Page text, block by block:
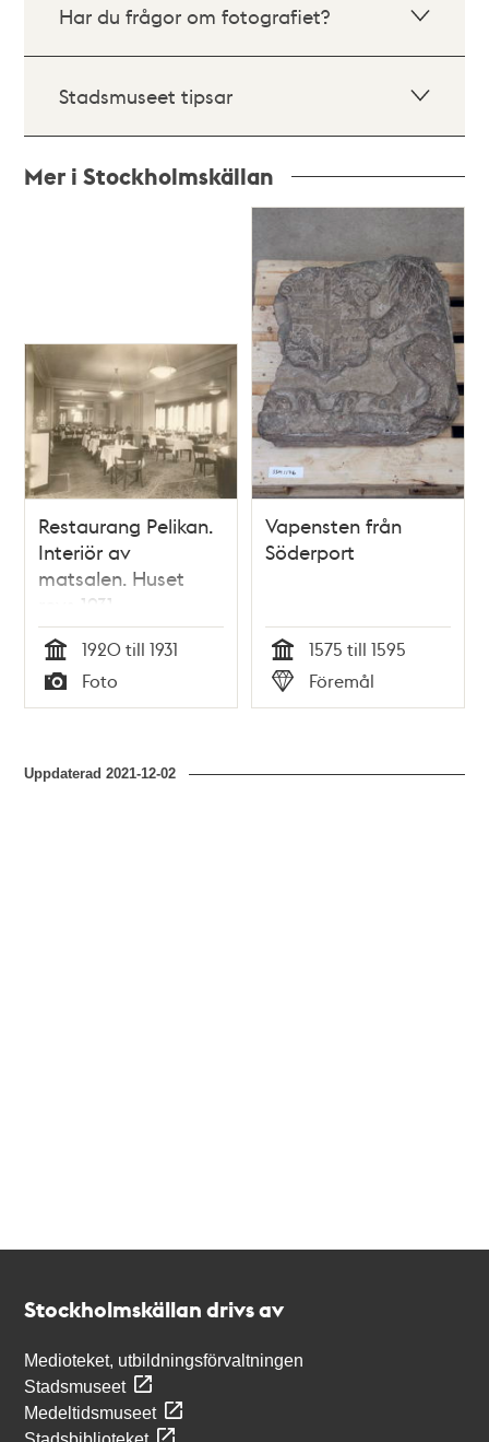
Har du frågor om fotografiet?
Stadsmuseet tipsar
Mer i Stockholmskällan
Restaurang Pelikan.
Interiör av
matsalen. Huset
revs 1931.
Tid
1920 till 1931
Typ
Foto
Vapensten från
Söderport
Tid
1575 till 1595
Typ
Föremål
Uppdaterad2021-12-02
Stockholmskällan drivs av
Medioteket, utbildningsförvaltningen
Stadsmuseet
Medeltidsmuseet